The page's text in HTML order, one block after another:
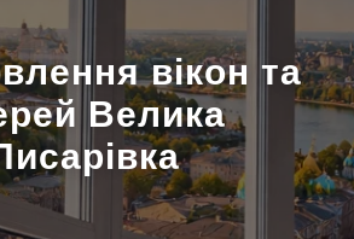
вікон та
Велика